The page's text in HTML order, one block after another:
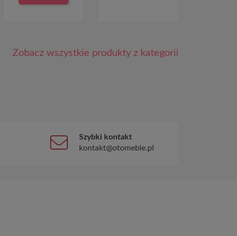
Zobacz wszystkie produkty z kategorii
Szybki kontakt
kontakt@otomeble.pl